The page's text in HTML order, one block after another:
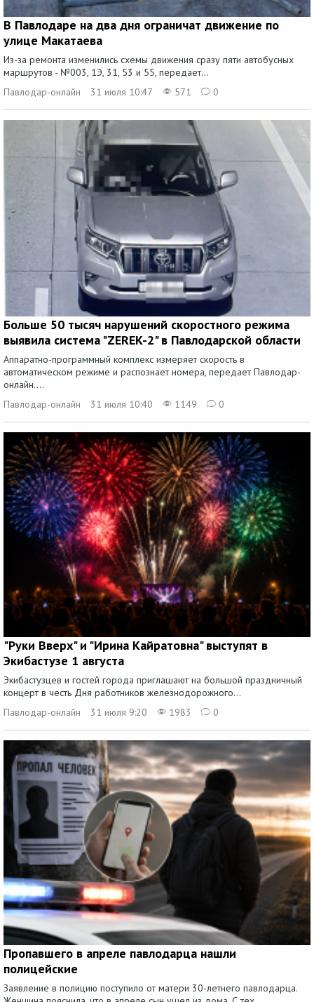
В Павлодаре на два дня ограничат движение по
улице Макатаева
Из-за ремонта изменились схемы движения сразу пяти автобусных
маршрутов - №003, 1Э, 31, 53 и 55, передает...
Павлодар-онлайн
31 июля 10:47 571 0
Больше 50 тысяч нарушений скоростного режима
выявила система "ZEREK-2" в Павлодарской области
Аппаратно-программный комплекс измеряет скорость в
автоматическом режиме и распознает номера, передает Павлодар-
онлайн....
Павлодар-онлайн
31 июля 10:40 1149 0
"Руки Вверх" и "Ирина Кайратовна" выступят в
Экибастузе 1 августа
Экибастузцев и гостей города приглашают на большой праздничный
концерт в честь Дня работников железнодорожного...
Павлодар-онлайн
31 июля 9:20 1983 0
Пропавшего в апреле павлодарца нашли
полицейские
Заявление в полицию поступило от матери 30-летнего павлодарца.